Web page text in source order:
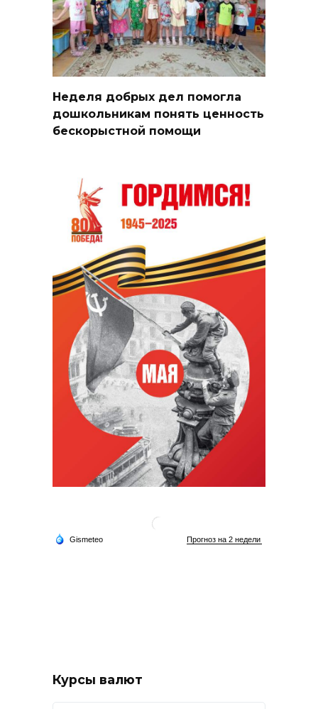
Неделя добрых дел помогла
дошкольникам понять ценность
бескорыстной помощи
Курсы валют